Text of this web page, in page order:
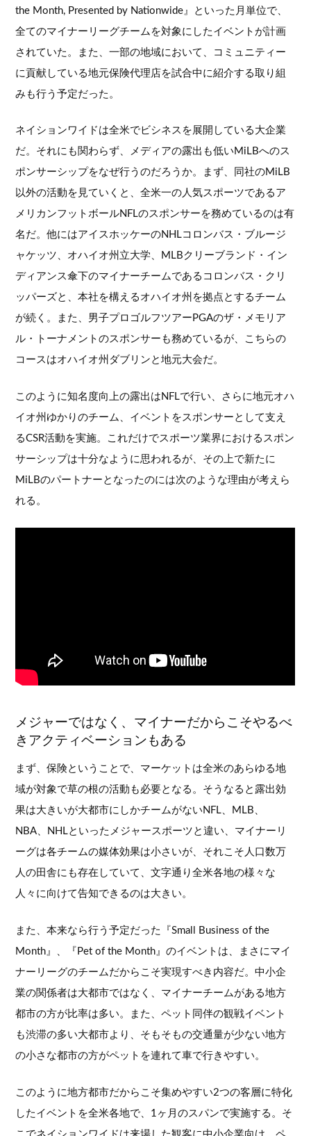
the Month, Presented by Nationwide』といった月単位で、
全てのマイナーリーグチームを対象にしたイベントが計画
されていた。また、一部の地域において、コミュニティー
に貢献している地元保険代理店を試合中に紹介する取り組
みも行う予定だった。
ネイションワイドは全米でビシネスを展開している大企業
だ。それにも関わらず、メディアの露出も低いMiLBへのス
ポンサーシップをなぜ行うのだろうか。まず、同社のMiLB
以外の活動を見ていくと、全米一の人気スポーツであるア
メリカンフットボールNFLのスポンサーを務めているのは有
名だ。他にはアイスホッケーのNHLコロンバス・ブルージ
ャケッツ、オハイオ州立大学、MLBクリーブランド・イン
ディアンス傘下のマイナーチームであるコロンバス・クリ
ッパーズと、本社を構えるオハイオ州を拠点とするチーム
が続く。また、男子プロゴルフツアーPGAのザ・メモリア
ル・トーナメントのスポンサーも務めているが、こちらの
コースはオハイオ州ダブリンと地元大会だ。
このように知名度向上の露出はNFLで行い、さらに地元オハ
イオ州ゆかりのチーム、イベントをスポンサーとして支え
るCSR活動を実施。これだけでスポーツ業界におけるスポン
サーシップは十分なように思われるが、その上で新たに
MiLBのパートナーとなったのには次のような理由が考えら
れる。
メジャーではなく、マイナーだからこそやるべ
きアクティベーションもある
まず、保険ということで、マーケットは全米のあらゆる地
域が対象で草の根の活動も必要となる。そうなると露出効
果は大きいが大都市にしかチームがないNFL、MLB、
NBA、NHLといったメジャースポーツと違い、マイナーリ
ーグは各チームの媒体効果は小さいが、それこそ人口数万
人の田舎にも存在していて、文字通り全米各地の様々な
人々に向けて告知できるのは大きい。
また、本来なら行う予定だった『Small Business of the
Month』、『Pet of the Month』のイベントは、まさにマイ
ナーリーグのチームだからこそ実現すべき内容だ。中小企
業の関係者は大都市ではなく、マイナーチームがある地方
都市の方が比率は多い。また、ペット同伴の観戦イベント
も渋滞の多い大都市より、そもそもの交通量が少ない地方
の小さな都市の方がペットを連れて車で行きやすい。
このように地方都市だからこそ集めやすい2つの客層に特化
したイベントを全米各地で、1ヶ月のスパンで実施する。そ